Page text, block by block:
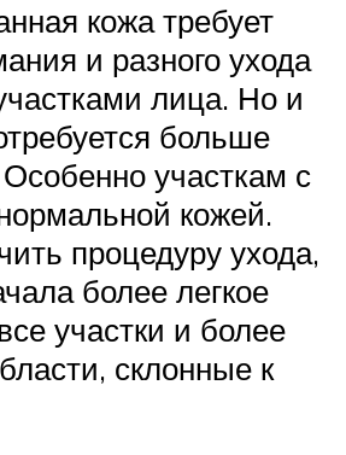
кожа требует
и разного ухода
лица. Но и
больше
участкам с
кожей.
процедуру ухода,
более легкое
участки и более
склонные к